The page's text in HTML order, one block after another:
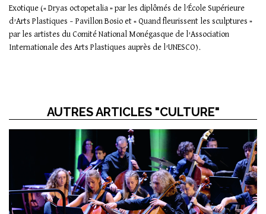
Exotique (« Dryas octopetalia » par les diplômés de l’École Supérieure
d’Arts Plastiques – Pavillon Bosio et « Quand fleurissent les sculptures »
par les artistes du Comité National Monégasque de l’Association
Internationale des Arts Plastiques auprès de l’UNESCO).
AUTRES ARTICLES "CULTURE"